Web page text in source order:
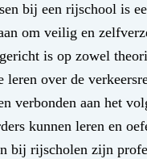
bij een rijschool is
om veilig en
is op zowel
over de
aan het
kunnen leren en
bij rijscholen zijn